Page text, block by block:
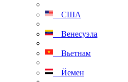
США
Венесуэла
Вьетнам
Йемен